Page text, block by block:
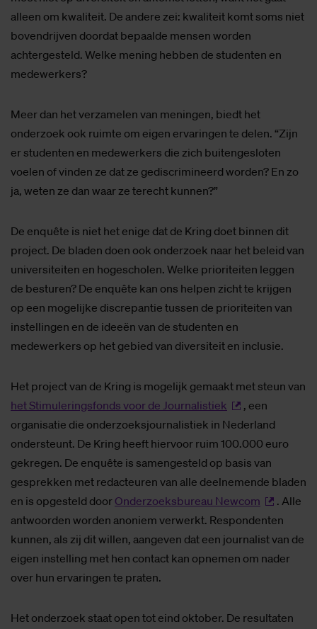
alleen om kwaliteit. De andere zei: kwaliteit komt soms niet
bovendrijven doordat bepaalde mensen worden
achtergesteld. Welke mening hebben de studenten en
medewerkers?
Meer dan het verzamelen van meningen, biedt het
onderzoek ook ruimte om eigen ervaringen te delen. “Zijn
er studenten en medewerkers die zich buitengesloten
voelen of vinden ze dat ze gediscrimineerd worden? En zo
ja, weten ze dan waar ze terecht kunnen?”
De enquête is niet het enige dat de Kring doet binnen dit
project. De bladen doen ook onderzoek naar het beleid van
universiteiten en hogescholen. Welke prioriteiten leggen
de besturen? De enquête kan ons helpen zicht te krijgen
op een mogelijke discrepantie tussen de prioriteiten van
instellingen en de ideeën van de studenten en
medewerkers op het gebied van diversiteit en inclusie.
Het project van de Kring is mogelijk gemaakt met steun van
het Stimuleringsfonds voor de Journalistiek
, een
organisatie die onderzoeksjournalistiek in Nederland
ondersteunt. De Kring heeft hiervoor ruim 100.000 euro
gekregen. De enquête is samengesteld op basis van
gesprekken met redacteuren van alle deelnemende bladen
en is opgesteld door Onderzoeksbureau Newcom
. Alle
antwoorden worden anoniem verwerkt. Respondenten
kunnen, als zij dit willen, aangeven dat een journalist van de
eigen instelling met hen contact kan opnemen om nader
over hun ervaringen te praten.
Het onderzoek staat open tot eind oktober. De resultaten